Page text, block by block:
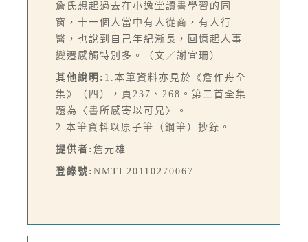
詹氏想起過去在小逸堂讀書學習的同
窗，十一個人當中有人從商，有人行
醫，也說到自己年紀漸長，回憶起人事
變遷感觸特別多。（文／謝宜珊）
其他說明: 1.本筆資料亦見於《詹作舟全
集》（四），頁237、268。第二首全集
題為〈書所感寄以可兄〉。
2.本筆資料以原子筆（鋼筆）抄錄。
提供者: 詹元雄
登錄號: NMTL20110270067